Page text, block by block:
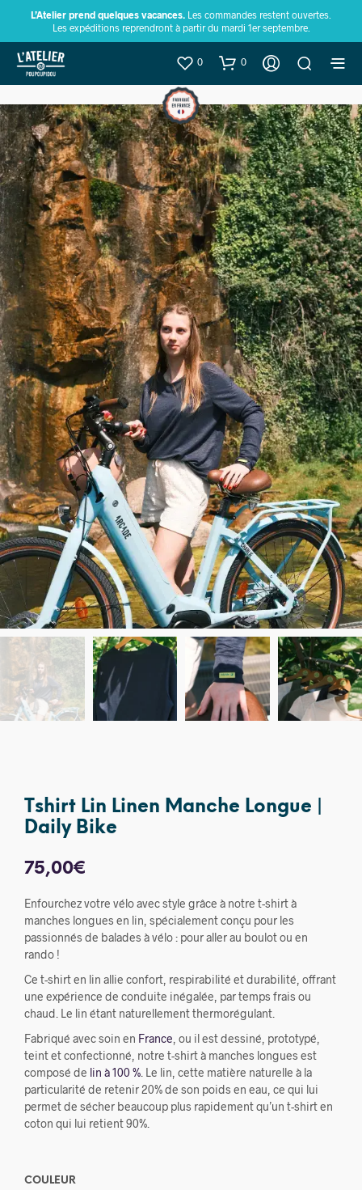
L’Atelier prend quelques vacances. Les commandes restent ouvertes.
Les expéditions reprendront à partir du mardi 1er septembre.
0 0
Tshirt Lin Linen Manche Longue |
Daily Bike
75,00€
Enfourchez votre vélo avec style grâce à notre t-shirt à
manches longues en lin, spécialement conçu pour les
passionnés de balades à vélo : pour aller au boulot ou en
rando !
Ce t-shirt en lin allie confort, respirabilité et durabilité, offrant
une expérience de conduite inégalée, par temps frais ou
chaud. Le lin étant naturellement thermorégulant.
Fabriqué avec soin en France, ou il est dessiné, prototypé,
teint et confectionné, notre t-shirt à manches longues est
composé de lin à 100 %. Le lin, cette matière naturelle à la
particularité de retenir 20% de son poids en eau, ce qui lui
permet de sécher beaucoup plus rapidement qu’un t-shirt en
coton qui lui retient 90%.
COULEUR